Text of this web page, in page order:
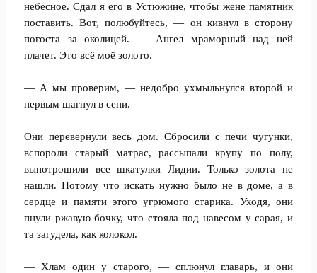
небесное. Сдал я его в Устюжине, чтобы жене памятник
поставить. Вот, полюбуйтесь, — он кивнул в сторону
погоста за околицей. — Ангел мраморный над ней
плачет. Это всё моё золото.
— А мы проверим, — недобро ухмыльнулся второй и
первым шагнул в сени.
Они перевернули весь дом. Сбросили с печи чугунки,
вспороли старый матрас, рассыпали крупу по полу,
выпотрошили все шкатулки Лидии. Только золота не
нашли. Потому что искать нужно было не в доме, а в
сердце и памяти этого угрюмого старика. Уходя, они
пнули ржавую бочку, что стояла под навесом у сарая, и
та загудела, как колокол.
— Хлам один у старого, — сплюнул главарь, и они